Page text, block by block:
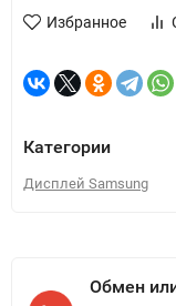
Избранное
Категории
Дисплей Samsung
Обмен